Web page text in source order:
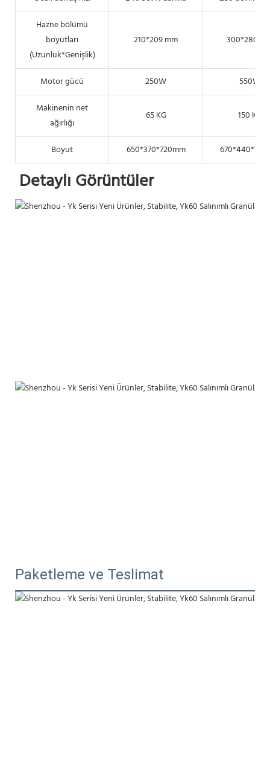
Hazne bölümü
boyutları
(Uzunluk*Genişlik)
210*209 mm 300*280
Motor gücü 250W
550W
Makinenin net
ağırlığı
65 KG 150 KG
Boyut 650*370*720mm
Detaylı Görüntüler
Paketleme ve Teslimat